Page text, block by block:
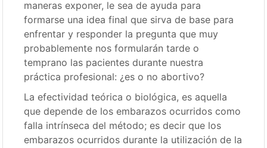
maneras exponer, le sea de ayuda para
formarse una idea final que sirva de base para
enfrentar y responder la pregunta que muy
probablemente nos formularán tarde o
temprano las pacientes durante nuestra
práctica profesional: ¿es o no abortivo?
La efectividad teórica o biológica, es aquella
que depende de los embarazos ocurridos como
falla intrínseca del método; es decir que los
embarazos ocurridos durante la utilización de la